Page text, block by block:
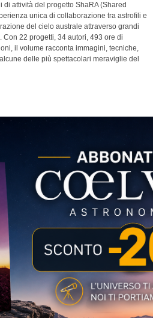
attività del progetto ShaRA (Shared
unica di collaborazione tra astrofili e
del cielo australe attraverso grandi
22 progetti, 34 autori, 493 ore di
il volume racconta immagini, tecniche,
delle più spettacolari meraviglie del